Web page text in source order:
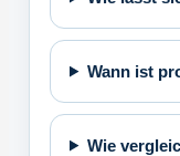
Wann ist
Wie